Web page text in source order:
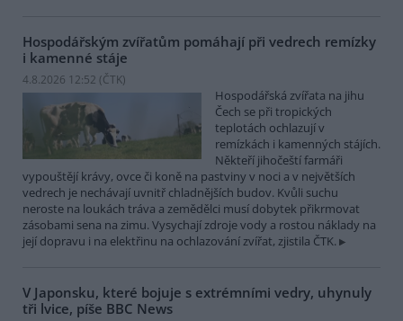
Hospodářským zvířatům pomáhají při vedrech remízky
i kamenné stáje
4.8.2026 12:52 (ČTK)
Hospodářská zvířata na jihu
Čech se při tropických
teplotách ochlazují v
remízkách i kamenných stájích.
Někteří jihočeští farmáři
vypouštějí krávy, ovce či koně na pastviny v noci a v největších
vedrech je nechávají uvnitř chladnějších budov. Kvůli suchu
neroste na loukách tráva a zemědělci musí dobytek přikrmovat
zásobami sena na zimu. Vysychají zdroje vody a rostou náklady na
její dopravu i na elektřinu na ochlazování zvířat, zjistila ČTK.
V Japonsku, které bojuje s extrémními vedry, uhynuly
tři lvice, píše BBC News